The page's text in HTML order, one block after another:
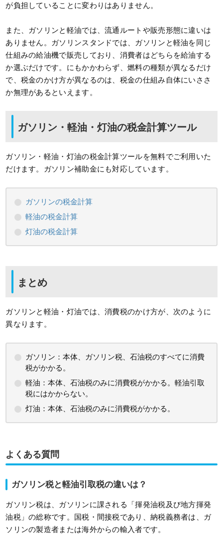
が負担していることに変わりはありません。
また、ガソリンと軽油では、流通ルートや販売形態に違いは
ありません。ガソリンスタンドでは、ガソリンと軽油を同じ
仕組みの給油機で販売しており、消費者はどちらを給油する
か選ぶだけです。にもかかわらず、燃料の種類が異なるだけ
で、税金のかけ方が異なるのは、税金の仕組み自体にいささ
か無理があるといえます。
ガソリン・軽油・灯油の税金計算ツール
ガソリン・軽油・灯油の税金計算ツールを無料でご利用いた
だけます。ガソリン補助金にも対応しています。
ガソリンの税金計算
軽油の税金計算
灯油の税金計算
まとめ
ガソリンと軽油・灯油では、消費税のかけ方が、次のように
異なります。
ガソリン：本体、ガソリン税、石油税のすべてに消費
税がかかる。
軽油：本体、石油税のみに消費税がかかる。軽油引取
税にはかからない。
灯油：本体、石油税のみに消費税がかかる。
よくある質問
ガソリン税と軽油引取税の違いは？
ガソリン税は、ガソリンに課される「揮発油税及び地方揮発
油税」の総称です。国税・間接税であり、納税義務者は、ガ
ソリンの製造者または海外からの輸入者です。